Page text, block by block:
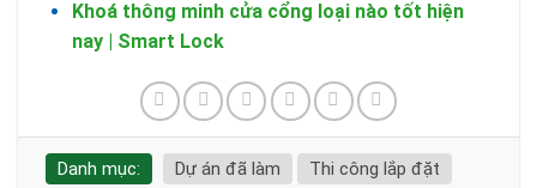
Khoá thông minh cửa cổng loại nào tốt hiện
nay | Smart Lock
Danh mục: Dự án đã làm Thi công lắp đặt